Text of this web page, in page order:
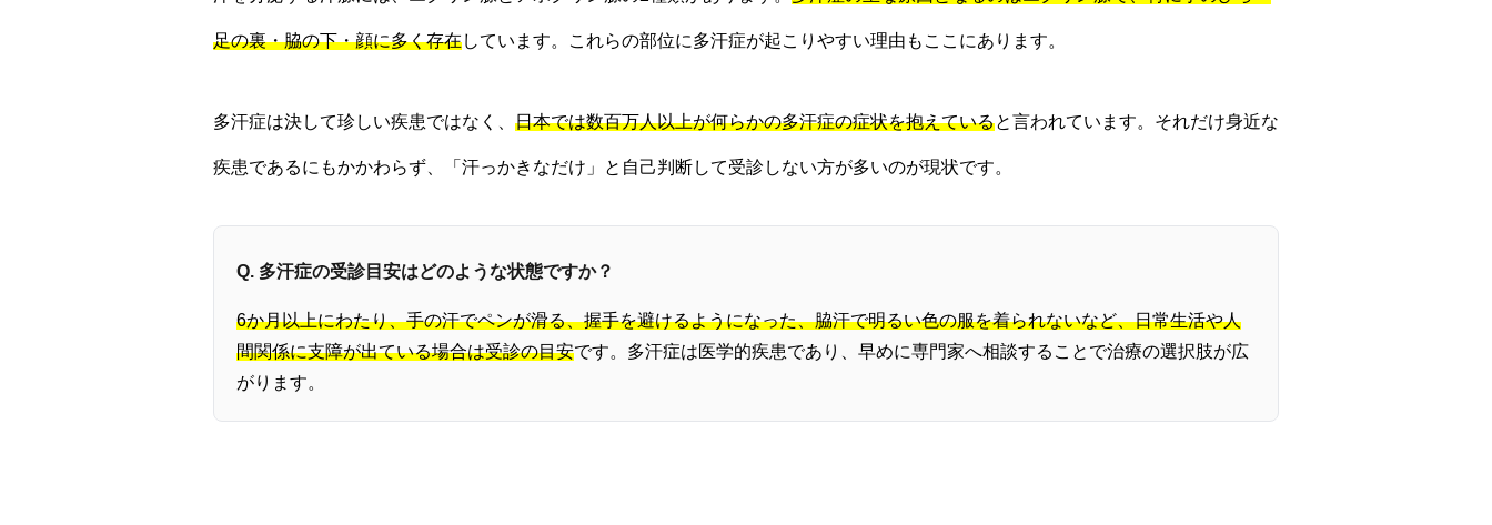
足の裏・脇の下・顔に多く存在しています。これらの部位に多汗症が起こりやすい理由もここにあります。
多汗症は決して珍しい疾患ではなく、 日本では数百万人以上が何らかの多汗症の症状を抱えていると言われています。それだけ身近な
疾患であるにもかかわらず、「汗っかきなだけ」と自己判断して受診しない方が多いのが現状です。
Q. 多汗症の受診目安はどのような状態ですか？
6か月以上にわたり、手の汗でペンが滑る、握手を避けるようになった、脇汗で明るい色の服を着られないなど、日常生活や人
間関係に支障が出ている場合は受診の目安です。多汗症は医学的疾患であり、早めに専門家へ相談することで治療の選択肢が広
がります。